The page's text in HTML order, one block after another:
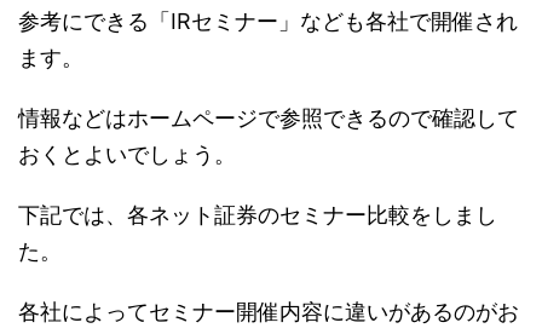
参考にできる「IRセミナー」なども各社で開催され
ます。
情報などはホームページで参照できるので確認して
おくとよいでしょう。
下記では、各ネット証券のセミナー比較をしまし
た。
各社によってセミナー開催内容に違いがあるのがお